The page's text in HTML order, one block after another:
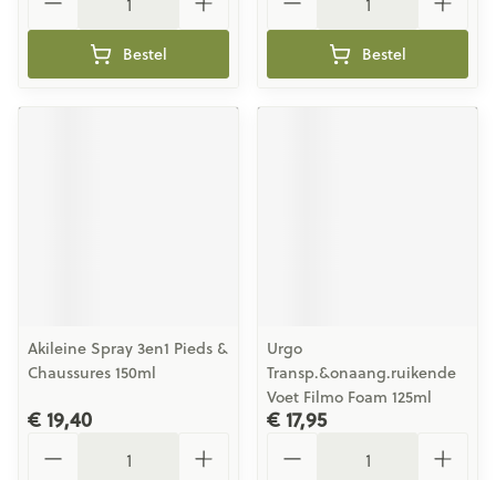
Bestel Bestel
Akileine Spray 3en1 Pieds &
Chaussures 150ml
€ 19,40
Urgo
Transp.&onaang.ruikende
Voet Filmo Foam 125ml
€ 17,95